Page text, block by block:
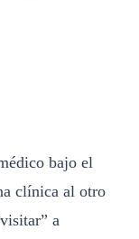
bajo el
clínica al otro
a